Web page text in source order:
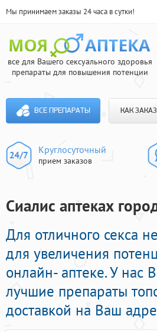
Мы принимаем заказы 24 часа в сутки!
все для Вашего сексуального здоровья
препараты для повышения потенции
ВСЕ ПРЕПАРАТЫ КАК
Круглосуточный
прием заказов
Сиалис аптеках
Для отличного секса
для увеличения
онлайн- аптеке. У нас
лучшие препараты
доставкой на Ваш